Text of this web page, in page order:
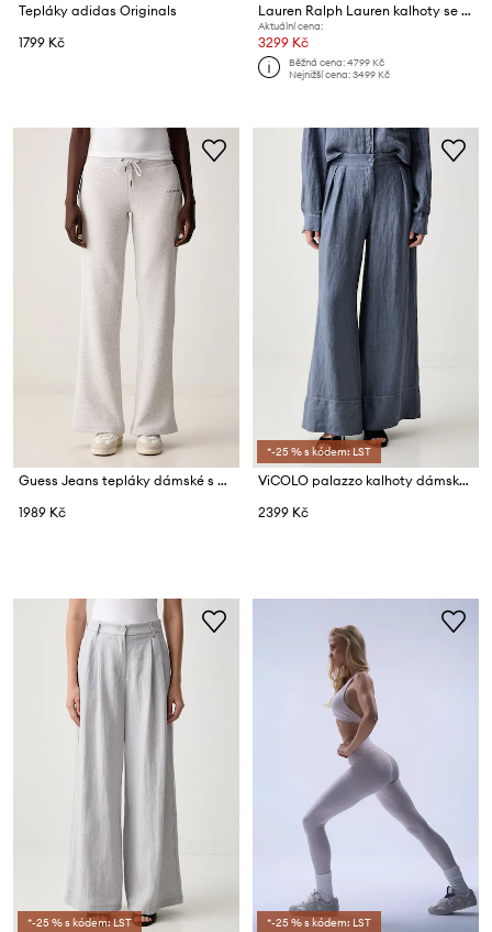
Tepláky adidas Originals
1799 Kč
Lauren Ralph Lauren kalhoty se širokými nohavicemi dámské
Aktuální cena:
3299 Kč
Běžná cena:4799 Kč
Nejnižší cena:3499 Kč
Guess Jeans tepláky dámské s bavlnou
1989 Kč
*-25 % s kódem: LST
ViCOLO palazzo kalhoty dámské lněné
2399 Kč
*-25 % s kódem: LST *-25 % s kódem: LST